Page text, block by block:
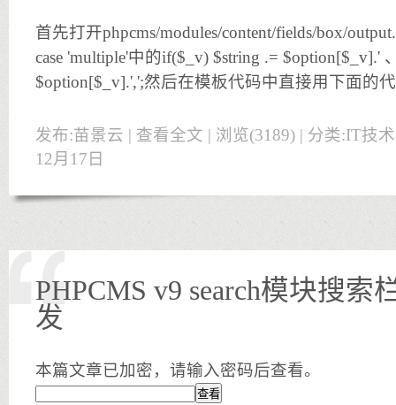
首先打开phpcms/modules/content/fields/box/
case 'multiple'中的if($_v) $string .= $option[$_v].'
$option[$_v].',';然后在模板代码中直接用下面
发布:苗景云 | 查看全文 | 浏览(3189) | 分类:IT技
12月17日
PHPCMS v9 search模块搜索
发
本篇文章已加密，请输入密码后查看。